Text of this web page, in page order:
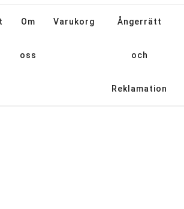
Om
oss
Varukorg Ångerrätt
och
Reklamation